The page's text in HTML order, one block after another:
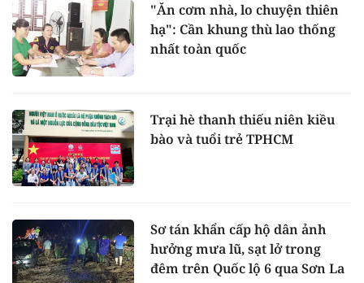
"Ăn cơm nhà, lo chuyện thiên
hạ": Cần khung thù lao thống
nhất toàn quốc
Trại hè thanh thiếu niên kiều
bào và tuổi trẻ TPHCM
Sơ tán khẩn cấp hộ dân ảnh
hưởng mưa lũ, sạt lở trong
đêm trên Quốc lộ 6 qua Sơn La